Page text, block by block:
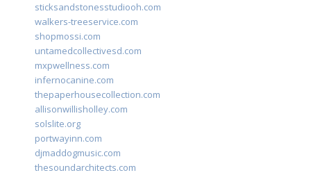
sticksandstonesstudiooh.com
walkers-treeservice.com
shopmossi.com
untamedcollectivesd.com
mxpwellness.com
infernocanine.com
thepaperhousecollection.com
allisonwillisholley.com
solslite.org
portwayinn.com
djmaddogmusic.com
thesoundarchitects.com